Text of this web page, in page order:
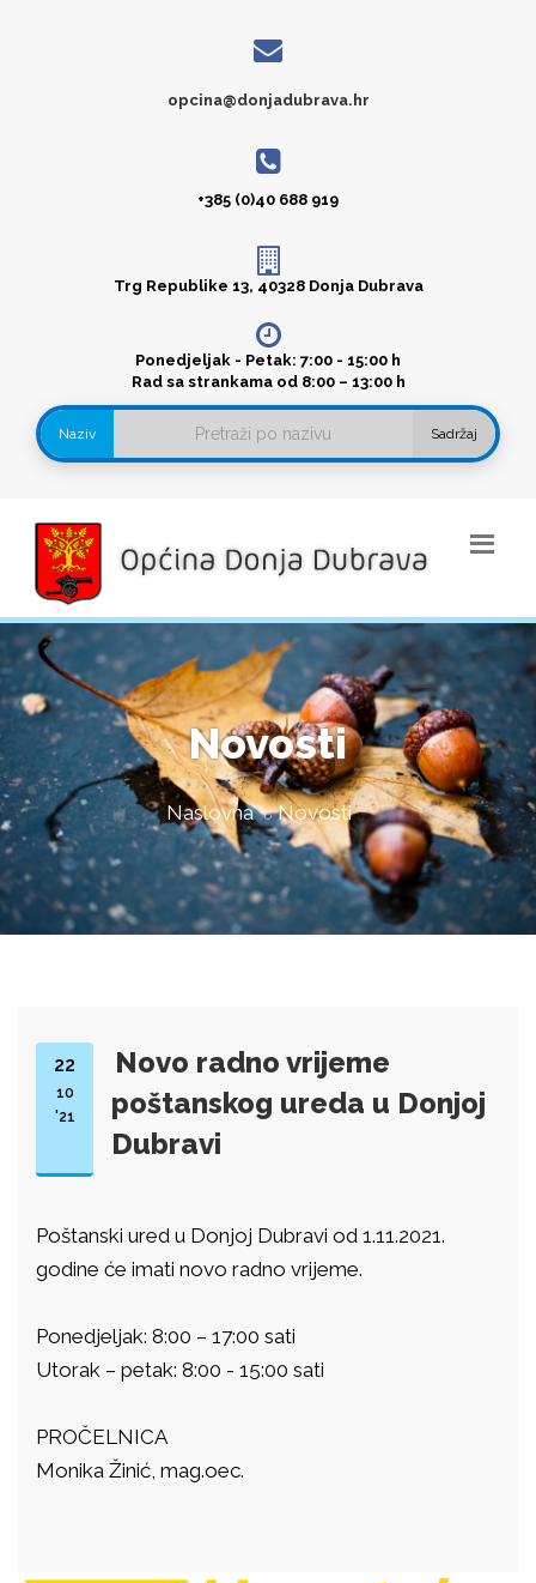
opcina@donjadubrava.hr
+385 (0)40 688 919
Trg Republike 13, 40328 Donja Dubrava
Ponedjeljak - Petak: 7:00 - 15:00 h
Rad sa strankama od 8:00 – 13:00 h
Naziv Sadržaj
Novosti
Naslovna Novosti
22
10
'21
Novo radno vrijeme
poštanskog ureda u Donjoj
Dubravi
Poštanski ured u Donjoj Dubravi od 1.11.2021.
godine će imati novo radno vrijeme.
Ponedjeljak: 8:00 – 17:00 sati
Utorak – petak: 8:00 - 15:00 sati
PROČELNICA
Monika Žinić, mag.oec.